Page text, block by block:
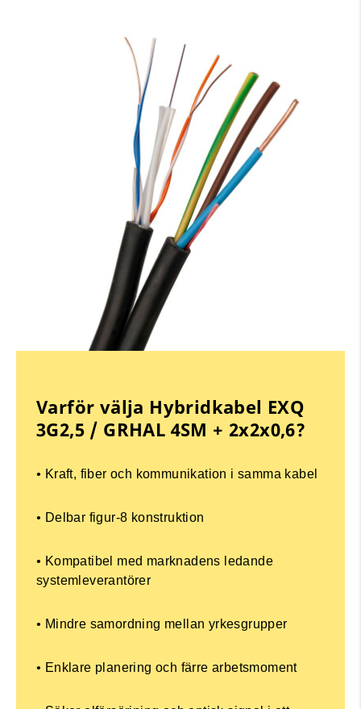
Cookie consent
Varför välja Hybridkabel EXQ
3G2,5 / GRHAL 4SM + 2x2x0,6?
• Kraft, fiber och kommunikation i samma kabel
• Delbar figur-8 konstruktion
• Kompatibel med marknadens ledande
systemleverantörer
• Mindre samordning mellan yrkesgrupper
• Enklare planering och färre arbetsmoment